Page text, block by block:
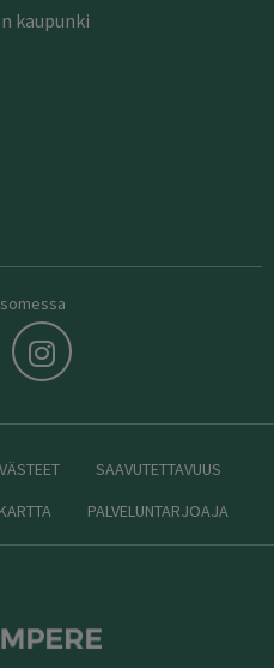
kaupunki
SAAVUTETTAVUUS
PALVELUNTARJOAJA